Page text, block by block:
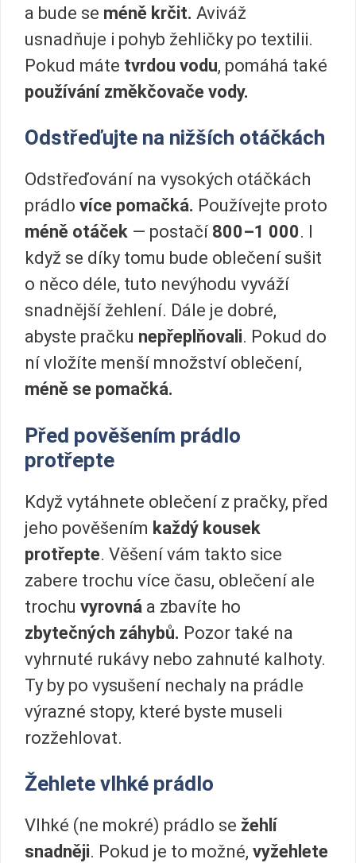
a bude se méně krčit. Aviváž
usnadňuje i pohyb žehličky po textilii.
Pokud máte tvrdou vodu, pomáhá také
používání změkčovače vody.
Odstřeďujte na nižších otáčkách
Odstřeďování na vysokých otáčkách
prádlo více pomačká. Používejte proto
méně otáček — postačí 800–1 000. I
když se díky tomu bude oblečení sušit
o něco déle, tuto nevýhodu vyváží
snadnější žehlení. Dále je dobré,
abyste pračku nepřeplňovali. Pokud do
ní vložíte menší množství oblečení,
méně se pomačká.
Před pověšením prádlo
protřepte
Když vytáhnete oblečení z pračky, před
jeho pověšením každý kousek
protřepte. Věšení vám takto sice
zabere trochu více času, oblečení ale
trochu vyrovná a zbavíte ho
zbytečných záhybů. Pozor také na
vyhrnuté rukávy nebo zahnuté kalhoty.
Ty by po vysušení nechaly na prádle
výrazné stopy, které byste museli
rozžehlovat.
Žehlete vlhké prádlo
Vlhké (ne mokré) prádlo se žehlí
snadněji. Pokud je to možné, vyžehlete